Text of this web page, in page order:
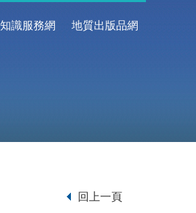
識服務網 地質出版品網
回上一頁